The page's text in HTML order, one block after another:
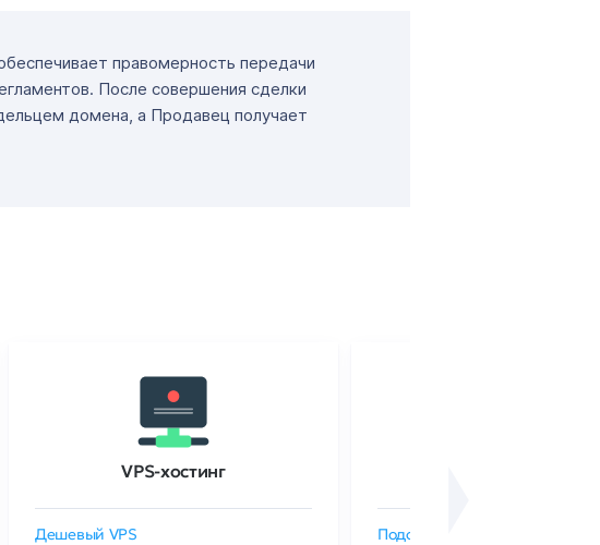
правомерность передачи
После совершения сделки
домена, а Продавец получает
VPS-хостинг
Дешевый VPS Подобрать SSL-сертификат